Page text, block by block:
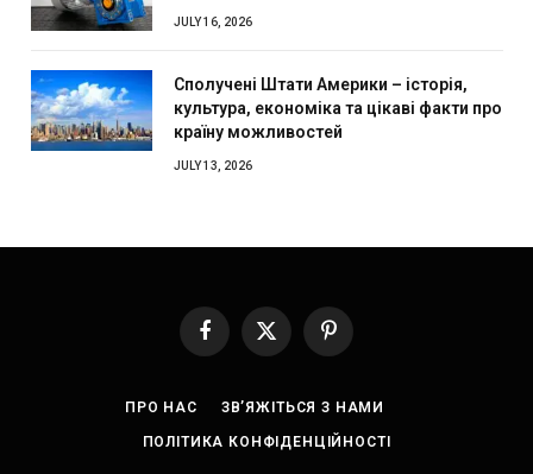
JULY 16, 2026
Сполучені Штати Америки – історія,
культура, економіка та цікаві факти про
країну можливостей
JULY 13, 2026
Facebook
X
Pinterest
ПРО НАС ЗВ’ЯЖІТЬСЯ З НАМИ
ПОЛІТИКА КОНФІДЕНЦІЙНОСТІ